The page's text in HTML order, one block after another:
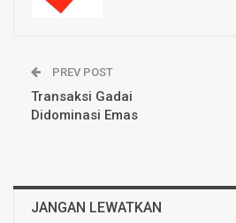
PREV POST
Transaksi Gadai
Didominasi Emas
JANGAN LEWATKAN